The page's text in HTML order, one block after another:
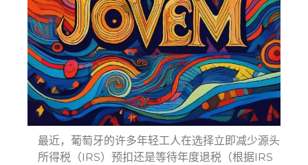
最近，葡萄牙的许多年轻工人在选择立即减少源头
所得税（IRS）预扣还是等待年度退税（根据IRS